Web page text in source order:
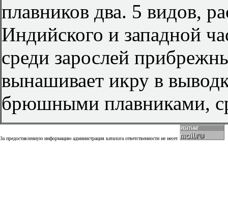
плавников два. 5 видов,
Индийского и западной
среди зарослей
вынашивает икру в
брюшными плавниками,
За предоставленную информацию администрация каталога ответственности не несет